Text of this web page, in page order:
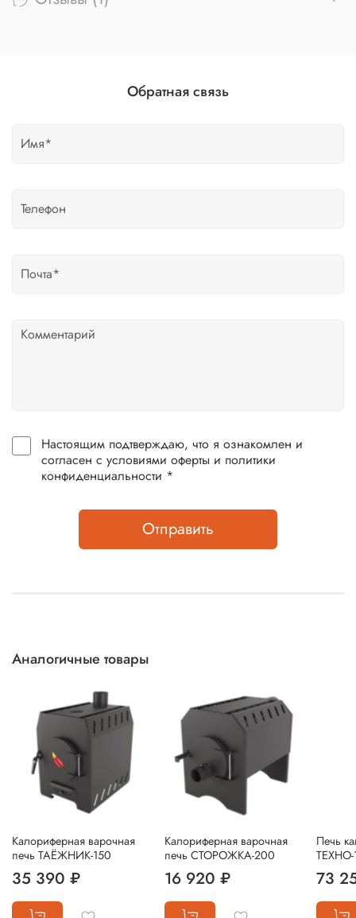
Обратная связь
Настоящим подтверждаю, что я ознакомлен и
согласен с условиями оферты и политики
конфиденциальности *
Отправить
Аналогичные товары
Калориферная варочная
печь ТАЁЖНИК-150
35 390 ₽
Калориферная варочная
печь СТОРОЖКА-200
16 920 ₽
Печь
ТЕХНО-
73